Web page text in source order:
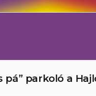
pá” parkoló a